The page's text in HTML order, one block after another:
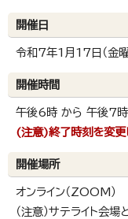
開催日
令和7年1月17日（金曜
開催時間
午後6時 から 午後7
(注意)終了時刻を変更
開催場所
オンライン（ZOOM）
（注意）サテライト会